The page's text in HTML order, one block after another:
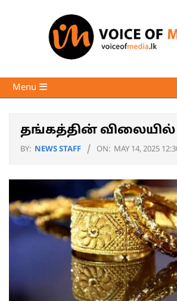
Voice
of
Primary
Navigation
Menu
தங்கத்தின் விலையில்
BY: NEWS STAFF ON: MAY 14, 2025